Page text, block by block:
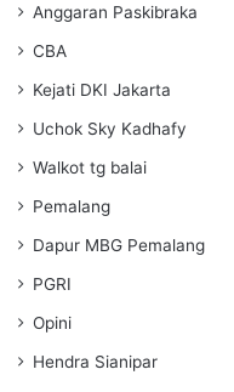
Anggaran Paskibraka
CBA
Kejati DKI Jakarta
Uchok Sky Kadhafy
Walkot tg balai
Pemalang
Dapur MBG Pemalang
PGRI
Opini
Hendra Sianipar